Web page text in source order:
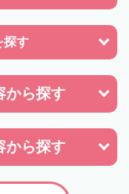
探す
から探す
から探す